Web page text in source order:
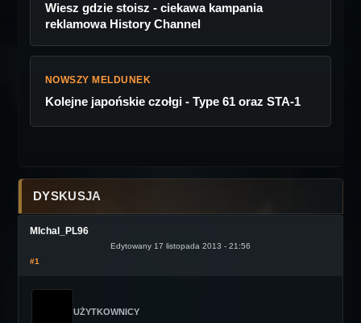
Wiesz gdzie stoisz - ciekawa kampania
reklamowa History Channel
NOWSZY MELDUNEK
Kolejne japońskie czołgi - Type 61 oraz STA-1
DYSKUSJA
MIchal_PL96
Edytowany 17 listopada 2013 - 21:56
#1
UŻYTKOWNICY